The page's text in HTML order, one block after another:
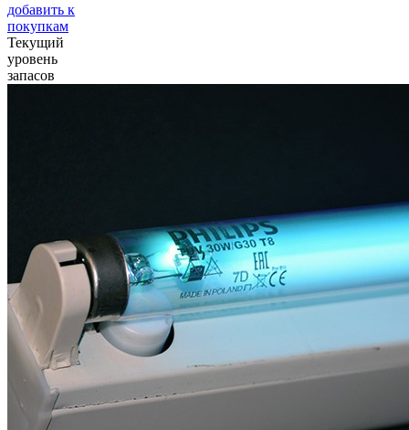
добавить к
покупкам
Текущий
уровень
запасов